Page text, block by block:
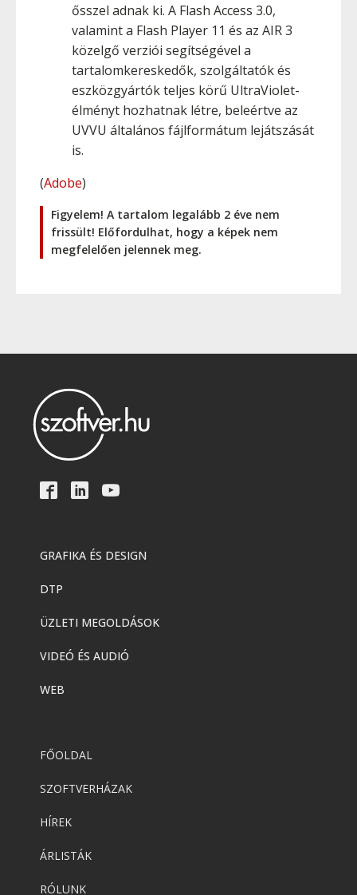
ősszel adnak ki. A Flash Access 3.0,
valamint a Flash Player 11 és az AIR 3
közelgő verziói segítségével a
tartalomkereskedők, szolgáltatók és
eszközgyártók teljes körű UltraViolet-
élményt hozhatnak létre, beleértve az
UVVU általános fájlformátum lejátszását
is.
(Adobe)
Figyelem! A tartalom legalább 2 éve nem
frissült! Előfordulhat, hogy a képek nem
megfelelően jelennek meg.
GRAFIKA ÉS DESIGN
DTP
ÜZLETI MEGOLDÁSOK
VIDEÓ ÉS AUDIÓ
WEB
FŐOLDAL
SZOFTVERHÁZAK
HÍREK
ÁRLISTÁK
RÓLUNK